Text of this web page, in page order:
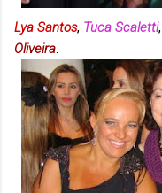
Lya Santos, Tuca Scaletti,
Oliveira